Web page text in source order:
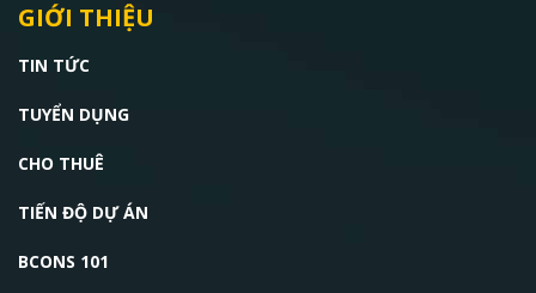
GIỚI THIỆU
TIN TỨC
TUYỂN DỤNG
CHO THUÊ
TIẾN ĐỘ DỰ ÁN
BCONS 101